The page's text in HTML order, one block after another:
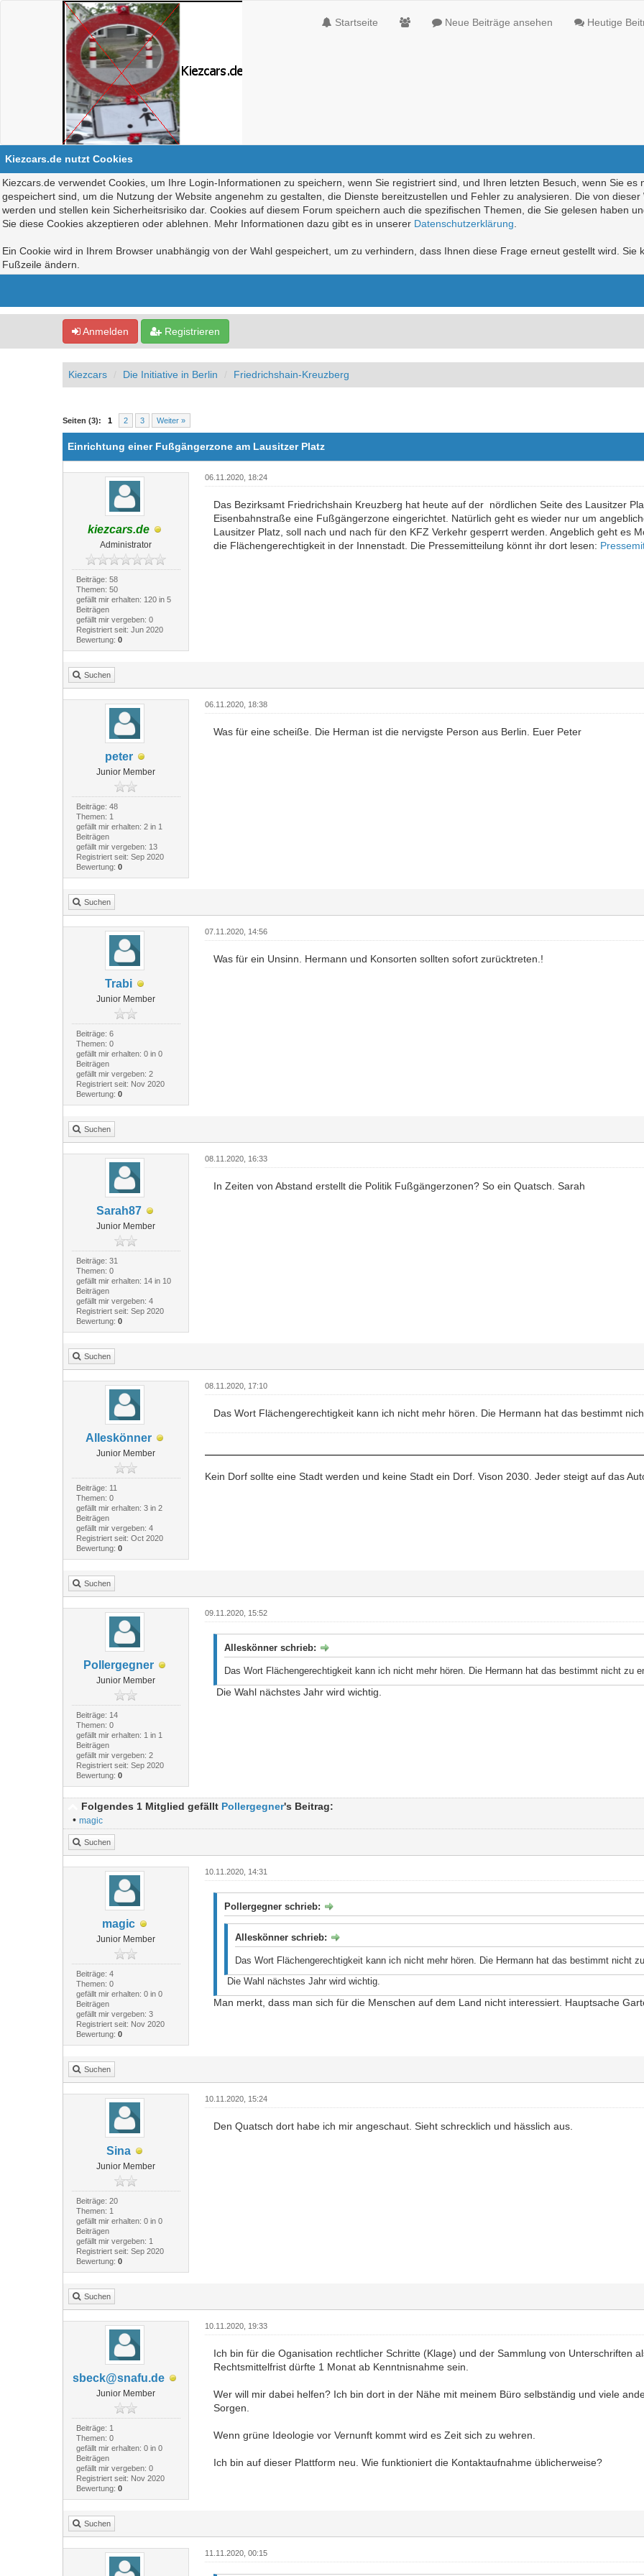
Startseite Neue Beiträge ansehen Heutige
Kiezcars.de nutzt Cookies
Kiezcars.de verwendet Cookies, um Ihre Login-Informationen zu speichern, wenn Sie registriert sind, und Ihren letzten Besuch, wenn Sie
gespeichert sind, um die Nutzung der Website angenehm zu gestalten, die Dienste bereitzustellen und Fehler zu analysieren. Die von
werden und stellen kein Sicherheitsrisiko dar. Cookies auf diesem Forum speichern auch die spezifischen Themen, die Sie gelesen haben
Sie diese Cookies akzeptieren oder ablehnen. Mehr Informationen dazu gibt es in unserer Datenschutzerklärung
Ein Cookie wird in Ihrem Browser unabhängig von der Wahl gespeichert, um zu verhindern, dass Ihnen diese Frage erneut gestellt wird.
Fußzeile ändern.
Anmelden Registrieren
Kiezcars Die Initiative in Berlin Friedrichshain-Kreuzberg
Seiten (3): 1 2 3 Weiter »
0 Bewertung(en) - 0 im Durchschnitt
1
2
3
4
5
Einrichtung einer Fußgängerzone am Lausitzer Platz
kiezcars.de
Administrator
Beiträge: 58
Themen: 50
gefällt mir erhalten: 120 in 5
Beiträgen
gefällt mir vergeben: 0
Registriert seit: Jun 2020
Bewertung: 0
06.11.2020, 18:24
Das Bezirksamt Friedrichshain Kreuzberg hat heute auf der nördlichen Seite des Lausitzer
Eisenbahnstraße eine Fußgängerzone eingerichtet. Natürlich geht es wieder nur um
Lausitzer Platz, soll nach und nach für den KFZ Verkehr gesperrt werden. Angeblich geht es
die Flächengerechtigkeit in der Innenstadt. Die Pressemitteilung könnt ihr dort lesen:
Suchen
peter
Junior Member
Beiträge: 48
Themen: 1
gefällt mir erhalten: 2 in 1
Beiträgen
gefällt mir vergeben: 13
Registriert seit: Sep 2020
Bewertung: 0
06.11.2020, 18:38
Was für eine scheiße. Die Herman ist die nervigste Person aus Berlin. Euer Peter
Suchen
Trabi
Junior Member
Beiträge: 6
Themen: 0
gefällt mir erhalten: 0 in 0
Beiträgen
gefällt mir vergeben: 2
Registriert seit: Nov 2020
Bewertung: 0
07.11.2020, 14:56
Was für ein Unsinn. Hermann und Konsorten sollten sofort zurücktreten.!
Suchen
Sarah87
Junior Member
Beiträge: 31
Themen: 0
gefällt mir erhalten: 14 in 10
Beiträgen
gefällt mir vergeben: 4
Registriert seit: Sep 2020
Bewertung: 0
08.11.2020, 16:33
In Zeiten von Abstand erstellt die Politik Fußgängerzonen? So ein Quatsch. Sarah
Suchen
Alleskönner
Junior Member
Beiträge: 11
Themen: 0
gefällt mir erhalten: 3 in 2
Beiträgen
gefällt mir vergeben: 4
Registriert seit: Oct 2020
Bewertung: 0
08.11.2020, 17:10
Das Wort Flächengerechtigkeit kann ich nicht mehr hören. Die Hermann hat das bestimmt
Kein Dorf sollte eine Stadt werden und keine Stadt ein Dorf. Vison 2030. Jeder steigt auf das
Suchen
Pollergegner
Junior Member
Beiträge: 14
Themen: 0
gefällt mir erhalten: 1 in 1
Beiträgen
gefällt mir vergeben: 2
Registriert seit: Sep 2020
Bewertung: 0
09.11.2020, 15:52
Alleskönner schrieb:
Das Wort Flächengerechtigkeit kann ich nicht mehr hören. Die Hermann hat das bestimmt nicht zu
Die Wahl nächstes Jahr wird wichtig.
Folgendes 1 Mitglied gefällt Pollergegner's Beitrag:
• magic
Suchen
magic
Junior Member
Beiträge: 4
Themen: 0
gefällt mir erhalten: 0 in 0
Beiträgen
gefällt mir vergeben: 3
Registriert seit: Nov 2020
Bewertung: 0
10.11.2020, 14:31
Pollergegner schrieb:
Alleskönner schrieb:
Das Wort Flächengerechtigkeit kann ich nicht mehr hören. Die Hermann hat das bestimmt nicht
Die Wahl nächstes Jahr wird wichtig.
Man merkt, dass man sich für die Menschen auf dem Land nicht interessiert. Hauptsache
Suchen
Sina
Junior Member
Beiträge: 20
Themen: 1
gefällt mir erhalten: 0 in 0
Beiträgen
gefällt mir vergeben: 1
Registriert seit: Sep 2020
Bewertung: 0
10.11.2020, 15:24
Den Quatsch dort habe ich mir angeschaut. Sieht schrecklich und hässlich aus.
Suchen
sbeck@snafu.de
Junior Member
Beiträge: 1
Themen: 0
gefällt mir erhalten: 0 in 0
Beiträgen
gefällt mir vergeben: 0
Registriert seit: Nov 2020
Bewertung: 0
10.11.2020, 19:33
Ich bin für die Oganisation rechtlicher Schritte (Klage) und der Sammlung von Unterschriften
Rechtsmittelfrist dürfte 1 Monat ab Kenntnisnahme sein.
Wer will mir dabei helfen? Ich bin dort in der Nähe mit meinem Büro selbständig und viele
Sorgen.
Wenn grüne Ideologie vor Vernunft kommt wird es Zeit sich zu wehren.
Ich bin auf dieser Plattform neu. Wie funktioniert die Kontaktaufnahme üblicherweise?
Suchen
11.11.2020, 00:15